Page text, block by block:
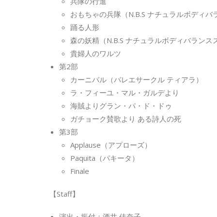
おもちゃの兵隊（N.B.S ナチュラルボディバ
踊る人形
森の妖精（N.B.S ナチュラルボディバランス
貴婦人のワルツ
第2部
カーニバル（バレエサークル ティアラ）
ラ・フィーユ・マル・ガルデより
海賊よりグラン・パ・ド・ドゥ
ガチョーク賛歌より ある詩人の死
第3部
Applause（アプローズ）
Paquita（パキータ）
Finale
【Staff】